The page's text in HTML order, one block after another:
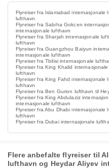
Flyreiser fra Islamabad internasjonale
lufthavn
Flyreiser fra Sabiha Gokcen
internasjonale lufthavn
Flyreiser fra Sharjah internasjonale
lufthavn
Flyreiser fra Guangzhou Baiyun
internasjonale lufthavn
Flyreiser fra Tbilisi internasjonale
Flyreiser fra King Khalid
lufthavn
Flyreiser fra King Fahd internasjonale
lufthavn
Flyreiser fra Ben Gurion lufthavn til
Flyreiser fra King Abdulaziz
internasjonale lufthavn
Flyreiser fra Abu Dhabi internasjonale
lufthavn
Flyreiser fra Dubai internasjonale
Flere anbefalte flyreiser til
lufthavn og Heydar Aliyev